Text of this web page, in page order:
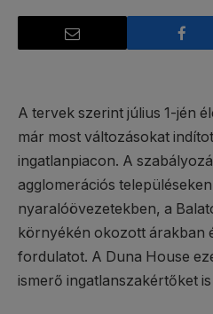
A tervek szerint július 1-jén
már most változásokat
ingatlanpiacon. A
agglomerációs
nyaralóövezetekben, a
környékén okozott árakban
fordulatot. A Duna House
ismerő ingatlanszakértőket